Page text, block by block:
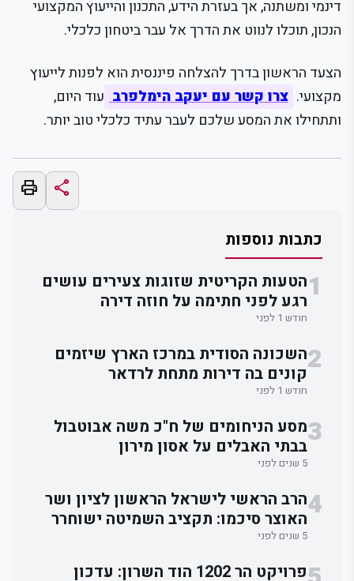
דינמי ומשתנה, אך בעזרת הידע, התכנון והייעוץ המקצועי
הנכון, תוכלו לנווט את הדרך אל עבר ביטחון כלכלי.
הצעד הראשון בדרך להצלחה פיננסית הוא לפנות לייעוץ
מקצועי. צרו קשר עם יעקב הימלפרב עוד היום,
ותתחילו את המסע שלכם לעבר עתיד כלכלי טוב יותר.
share
print
כתבות נוספות
1הטעות הקריטית שזוגות צעירים עושים
רגע לפני חתימה על חוזה דירה
חודש 1 לפני
2השכונה הסודית במרכז הארץ שיזמים
קונים בה דירות מתחת לרדאר
חודש 1 לפני
3מסע הניחומים של ח"כ משה אבוטבול
בבתי האבלים על אסון מירון
5 שנים לפני
4הרב הראשי לישראל הראשון לציון ושר
האוצר סיכמו: תקציב השמיטה ישוחרר
לאלתר.
5 שנים לפני
פרויקט הר 1202 הוד השרון: עדכון